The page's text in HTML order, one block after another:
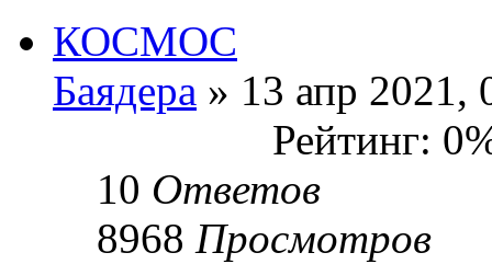
КОСМОС
Баядера » 13 апр 2021,
Рейтинг:
10 Ответов
8968 Просмотров